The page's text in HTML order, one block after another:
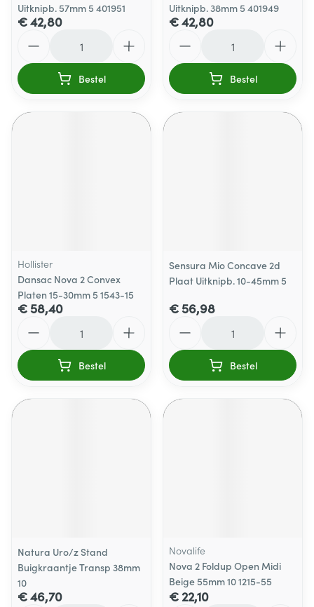
Uitknipb. 57mm 5 401951
€ 42,80
Bestel
Uitknipb. 38mm 5 401949
€ 42,80
Bestel
Hollister
Dansac Nova 2 Convex
Platen 15-30mm 5 1543-15
€ 58,40
Bestel
Sensura Mio Concave 2d
Plaat Uitknipb. 10-45mm 5
€ 56,98
Bestel
Natura Uro/z Stand
Buigkraantje Transp 38mm
10
€ 46,70
Novalife
Nova 2 Foldup Open Midi
Beige 55mm 10 1215-55
€ 22,10